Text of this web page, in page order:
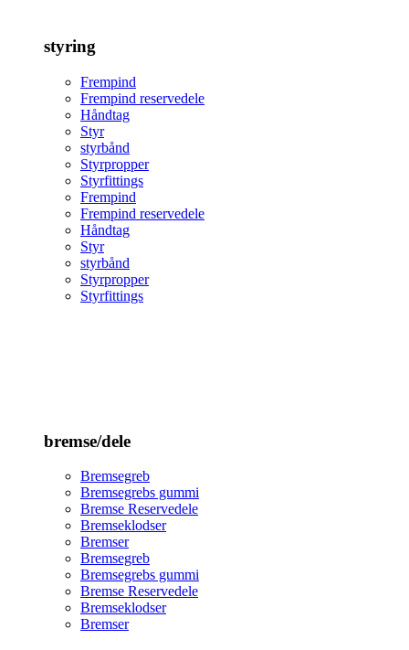
styring
Frempind
Frempind reservedele
Håndtag
Styr
styrbånd
Styrpropper
Styrfittings
Frempind
Frempind reservedele
Håndtag
Styr
styrbånd
Styrpropper
Styrfittings
bremse/dele
Bremsegreb
Bremsegrebs gummi
Bremse Reservedele
Bremseklodser
Bremser
Bremsegreb
Bremsegrebs gummi
Bremse Reservedele
Bremseklodser
Bremser